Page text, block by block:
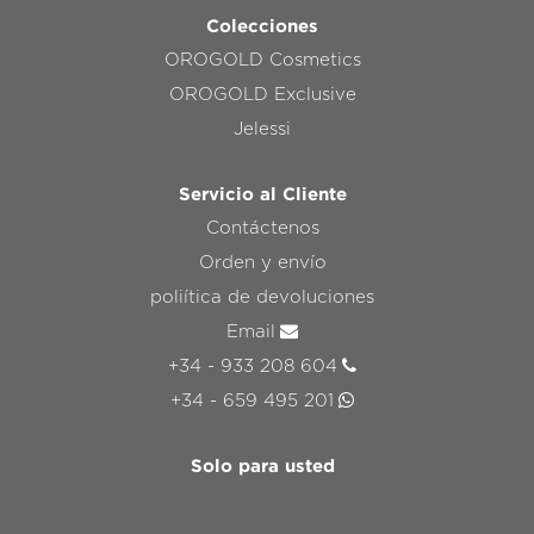
Colecciones
OROGOLD Cosmetics
OROGOLD Exclusive
Jelessi
Servicio al Cliente
Contáctenos
Orden y envío
poliítica de devoluciones
Email
+34 - 933 208 604
+34 - 659 495 201
Solo para usted